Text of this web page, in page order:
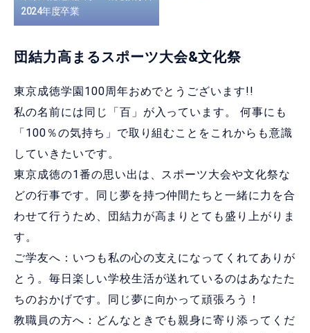
2024年度卒業
団結力高まるスポーツ大会&文化祭
東京成徳学園100周年おめでとうございます!!
私の名前には同じ「百」が入っています。 何事にも
「100％の気持ち」で取り組むことをこれからも意識
していきたいです。
東京成徳の1番の思い出は、スポーツ大会や文化祭な
どの行事です。同じ夢を持つ仲間たちと一緒に力を合
わせて行うため、団結力が高まりとても盛り上がりま
す。
ご学友へ：いつも私の心の支えになってくれてありが
とう。毎日楽しい学校生活が送れているのはあなたた
ちのおかげです。同じ夢に向かって頑張ろう！
教職員の方へ：どんなときでも親身に寄り添ってくだ